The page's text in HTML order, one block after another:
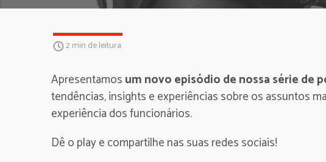
2 min de leitura.
Apresentamosum novo episódio de nossa série de
tendências, insights e experiências sobre os assuntos
experiência dos funcionários.
Dê o play e compartilhe nas suas redes sociais!